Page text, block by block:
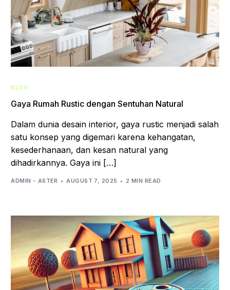
BLOG
Gaya Rumah Rustic dengan Sentuhan Natural
Dalam dunia desain interior, gaya rustic menjadi salah
satu konsep yang digemari karena kehangatan,
kesederhanaan, dan kesan natural yang
dihadirkannya. Gaya ini […]
ADMIN - ASTER AUGUST 7, 2025 2 MIN READ